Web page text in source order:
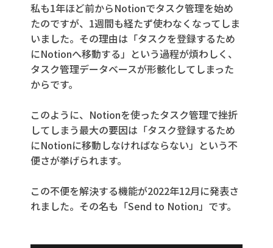
私も1年ほど前からNotionでタスク管理を始め
たのですが、 1週間も経たず使わなくなってしま
いました。その理由は「タスクを登録するため
にNotionへ移動する」という過程が煩わしく、
タスク管理データベースが形骸化してしまった
からです。
このように、Notionを使ったタスク管理で挫折
してしまう最大の要因は「タスク登録するため
にNotionに移動しなければならない」という不
便さが挙げられます。
この不便を解決する機能が2022年12月に発表さ
れました。その名も「Send to Notion」です。